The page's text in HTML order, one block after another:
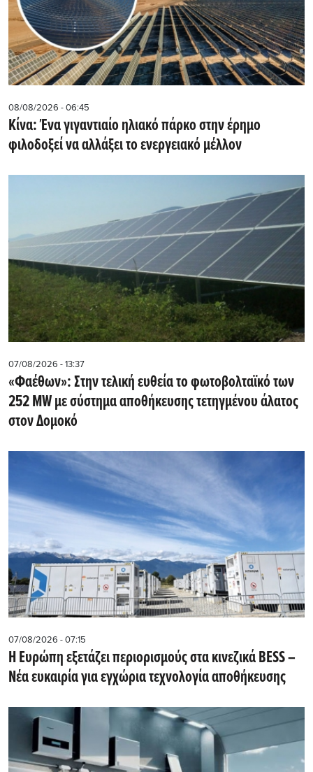
08/08/2026 - 06:45
Κίνα: Ένα γιγαντιαίο ηλιακό πάρκο στην έρημο
φιλοδοξεί να αλλάξει το ενεργειακό μέλλον
07/08/2026 - 13:37
«Φαέθων»: Στην τελική ευθεία το φωτοβολταϊκό των
252 MW με σύστημα αποθήκευσης τετηγμένου άλατος
στον Δομοκό
07/08/2026 - 07:15
Η Ευρώπη εξετάζει περιορισμούς στα κινεζικά BESS –
Νέα ευκαιρία για εγχώρια τεχνολογία αποθήκευσης